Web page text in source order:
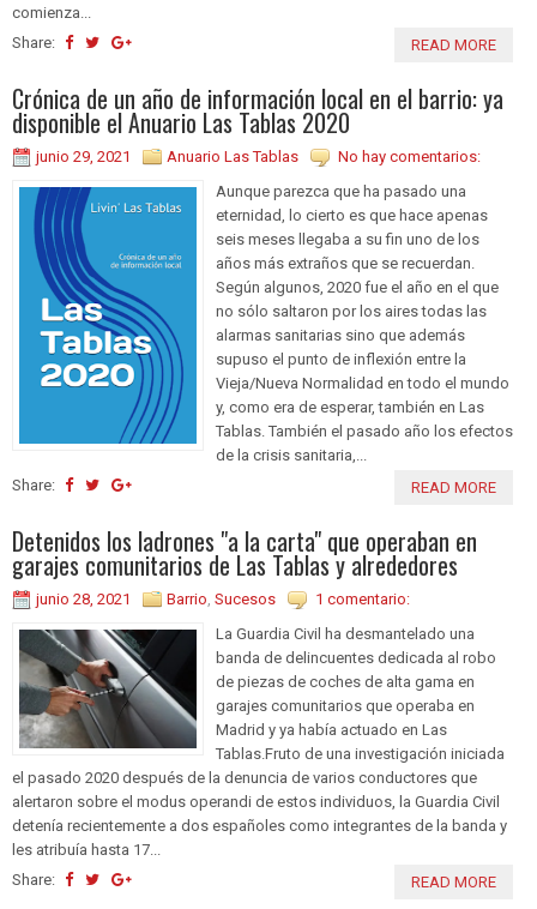
comienza...
Share:
READ MORE
Crónica de un año de información local en el barrio: ya
disponible el Anuario Las Tablas 2020
junio 29, 2021 Anuario Las Tablas
No hay comentarios:
Aunque parezca que ha pasado una
eternidad, lo cierto es que hace apenas
seis meses llegaba a su fin uno de los
años más extraños que se recuerdan.
Según algunos, 2020 fue el año en el que
no sólo saltaron por los aires todas las
alarmas sanitarias sino que además
supuso el punto de inflexión entre la
Vieja/Nueva Normalidad en todo el mundo
y, como era de esperar, también en Las
Tablas. También el pasado año los efectos
de la crisis sanitaria,...
Share:
READ MORE
Detenidos los ladrones "a la carta" que operaban en
garajes comunitarios de Las Tablas y alrededores
junio 28, 2021 Barrio, Sucesos
1 comentario:
La Guardia Civil ha desmantelado una
banda de delincuentes dedicada al robo
de piezas de coches de alta gama en
garajes comunitarios que operaba en
Madrid y ya había actuado en Las
Tablas.Fruto de una investigación iniciada
el pasado 2020 después de la denuncia de varios conductores que
alertaron sobre el modus operandi de estos individuos, la Guardia Civil
detenía recientemente a dos españoles como integrantes de la banda y
les atribuía hasta 17...
Share:
READ MORE